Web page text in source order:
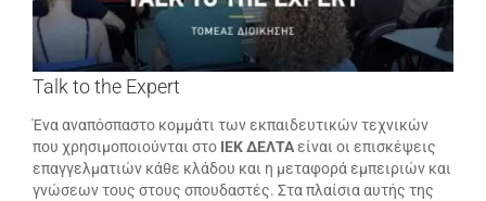
Talk to the Expert
Ένα αναπόσπαστο κομμάτι των εκπαιδευτικών τεχνικών
που χρησιμοποιούνται στο ΙΕΚ ΔΕΛΤΑείναι οι επισκέψεις
επαγγελματιών κάθε κλάδου και η μεταφορά εμπειριών και
γνώσεων τους στους σπουδαστές. Στα πλαίσια αυτής της